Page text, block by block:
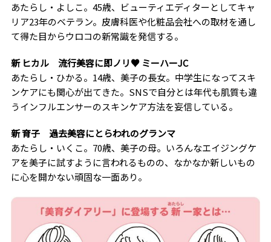
あたらし・よしこ。45歳、ビューティエディターとしてキャ
リア23年のベテラン。皮膚科医や化粧品会社への取材を通し
て得た目からウロコの新常識を発信する。
新 ヒカル 流行美容に即ノリ♥ ミーハーJC
あたらし・ひかる。14歳、美子の長女。中学生になってスキ
ンケアにも関心が出てきた。SNSで自分とは年代も肌質も違
うインフルエンサーのスキンケア方法を妄信している。
新 育子 過去美容にとらわれのグランマ
あたらし・いくこ。70歳、美子の母。いろんなエイジングケ
アを美子に試すように言われるものの、なかなか新しいもの
に心を開かない頑固な一面あり。